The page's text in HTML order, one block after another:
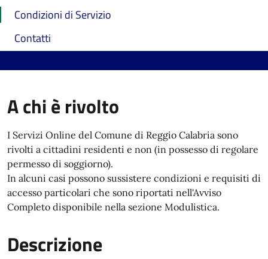
Condizioni di Servizio
Contatti
A chi è rivolto
I Servizi Online del Comune di Reggio Calabria sono
rivolti a cittadini residenti e non (in possesso di regolare
permesso di soggiorno).
In alcuni casi possono sussistere condizioni e requisiti di
accesso particolari che sono riportati nell'Avviso
Completo disponibile nella sezione Modulistica.
Descrizione